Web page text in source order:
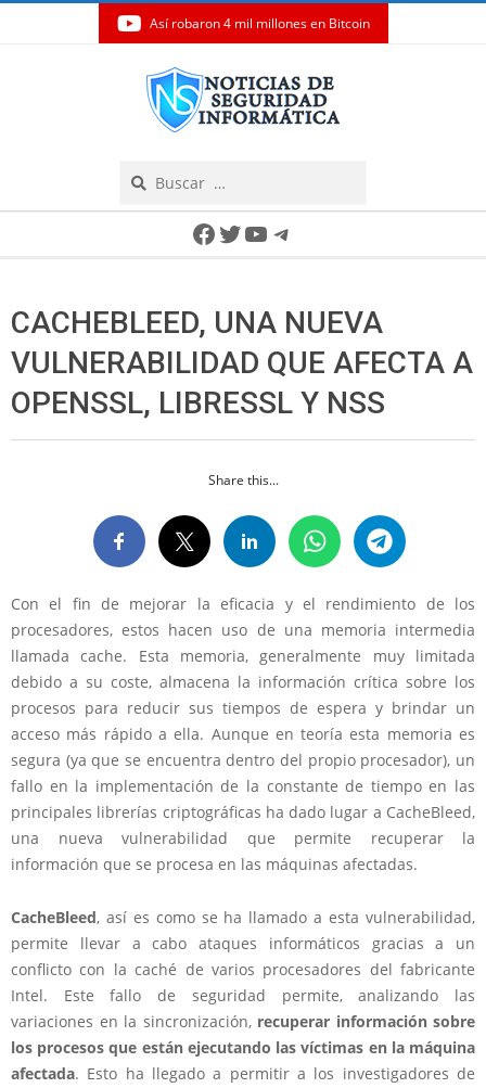
Así robaron 4 mil millones en Bitcoin
Facebook
Twitter
YouTube
Telegram
CACHEBLEED, UNA NUEVA
VULNERABILIDAD QUE AFECTA A
OPENSSL, LIBRESSL Y NSS
Share this...
Con el fin de mejorar la eficacia y el rendimiento de los
procesadores, estos hacen uso de una memoria intermedia
llamada cache. Esta memoria, generalmente muy limitada
debido a su coste, almacena la información crítica sobre los
procesos para reducir sus tiempos de espera y brindar un
acceso más rápido a ella. Aunque en teoría esta memoria es
segura (ya que se encuentra dentro del propio procesador), un
fallo en la implementación de la constante de tiempo en las
principales librerías criptográficas ha dado lugar a CacheBleed,
una nueva vulnerabilidad que permite recuperar la
información que se procesa en las máquinas afectadas.
CacheBleed, así es como se ha llamado a esta vulnerabilidad,
permite llevar a cabo ataques informáticos gracias a un
conflicto con la caché de varios procesadores del fabricante
Intel. Este fallo de seguridad permite, analizando las
variaciones en la sincronización, recuperar información sobre
los procesos que están ejecutando las víctimas en la máquina
afectada. Esto ha llegado a permitir a los investigadores de